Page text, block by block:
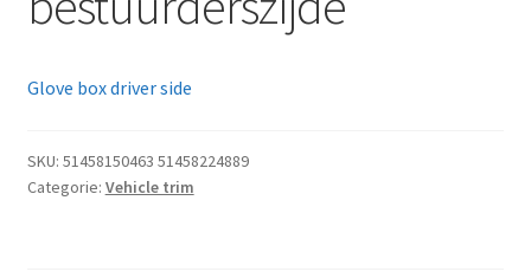
Glove box driver side
SKU: 51458150463 51458224889
Categorie: Vehicle trim